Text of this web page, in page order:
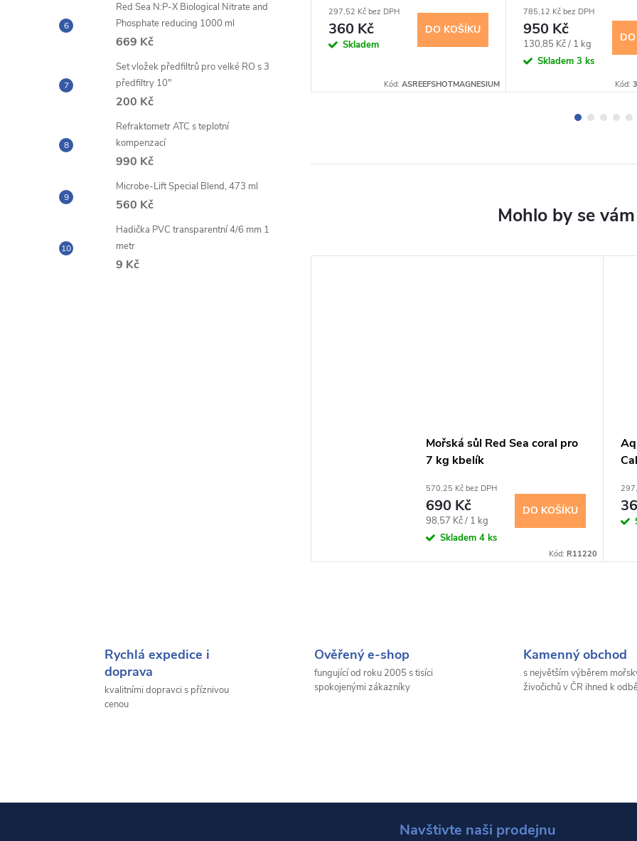
Red Sea N:P-X Biological Nitrate and
Phosphate reducing 1000 ml
669 Kč
Set vložek předfiltrů pro velké RO s 3
předfiltry 10"
200 Kč
Refraktometr ATC s teplotní
kompenzací
990 Kč
Microbe-Lift Special Blend, 473 ml
560 Kč
Hadička PVC transparentní 4/6 mm 1
metr
9 Kč
DO KOŠÍKU
ASREEFSHOTSTRONTIUM
297,52 Kč bez DPH
360 Kč
Měrná
cena:
36 Kč / 100 ml
Skladem7 ks
297,52 Kč bez DPH
360 Kč
Skladem
DO KOŠÍKU
Kód: ASREEFSHOTMAGNESIUM
785,12 Kč bez DPH
950 Kč
Měrná
cena:
130,85 Kč / 1 kg
Skladem 3 ks
Kód:
Mořská sůl Red Sea coral pro
7 kg kbelík
570,25 Kč bez DPH
690 Kč
Měrná
cena:
98,57 Kč / 1 kg
Skladem 4 ks
DO KOŠÍKU
Kód: R11220
Rychlá expedice i
doprava
kvalitními dopravci s příznivou
cenou
Ověřený e-shop
fungující od roku 2005 s tisíci
spokojenými zákazníky
Kamenný obchod
s největším výběrem
živočichů v ČR ihned k
Navštivte naši prodejnu